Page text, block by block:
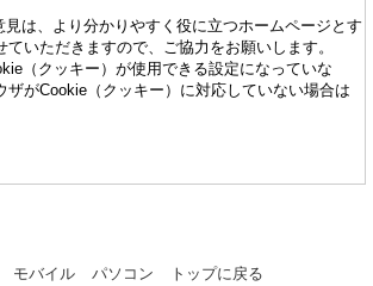
は、より分かりやすく役に立つホームページとす
ていただきますので、ご協力をお願いします。
（クッキー）が使用できる設定になっていな
ザがCookie（クッキー）に対応していない場合は
モバイル パソコン トップに戻る